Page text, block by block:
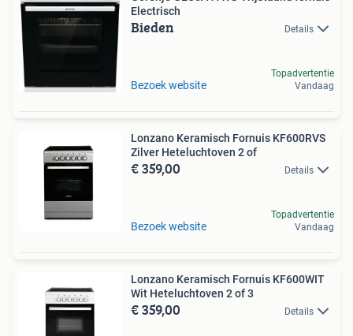
Electrisch
Bieden Details
Bezoek website
Topadvertentie
Vandaag
Lonzano Keramisch Fornuis KF600RVS
Zilver Heteluchtoven 2 of
€ 359,00 Details
Bezoek website
Topadvertentie
Vandaag
Lonzano Keramisch Fornuis KF600WIT
Wit Heteluchtoven 2 of 3
€ 359,00 Details